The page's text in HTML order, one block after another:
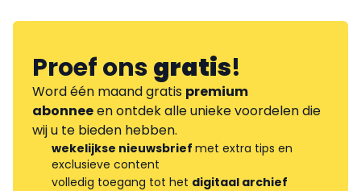
Proef onsgratis!
Word één maand gratis premium
abonneeen ontdek alle unieke voordelen die
wij u te bieden hebben.
wekelijkse nieuwsbrief met extra tips en
exclusieve content
volledig toegang tot het digitaal archief